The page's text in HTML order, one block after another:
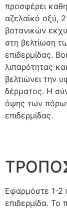
προσφέρει
αζελαϊκό οξύ,
βοτανικών
στη βελτίωση
επιδερμίδας.
λιπαρότητας
βελτιώνει την
δέρματος. Η
όψης των
επιδερμίδας.
Εφαρμόστε 1-2
επιδερμίδα. Το